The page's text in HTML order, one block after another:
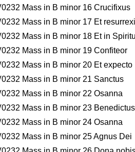
Mass in B minor 16 Crucifixus
Mass in B minor 17 Et
Mass in B minor 18 Et in
Mass in B minor 19 Confiteor
Mass in B minor 20 Et expecto
Mass in B minor 21 Sanctus
Mass in B minor 22 Osanna
Mass in B minor 23 Benedictus
Mass in B minor 24 Osanna
Mass in B minor 25 Agnus Dei